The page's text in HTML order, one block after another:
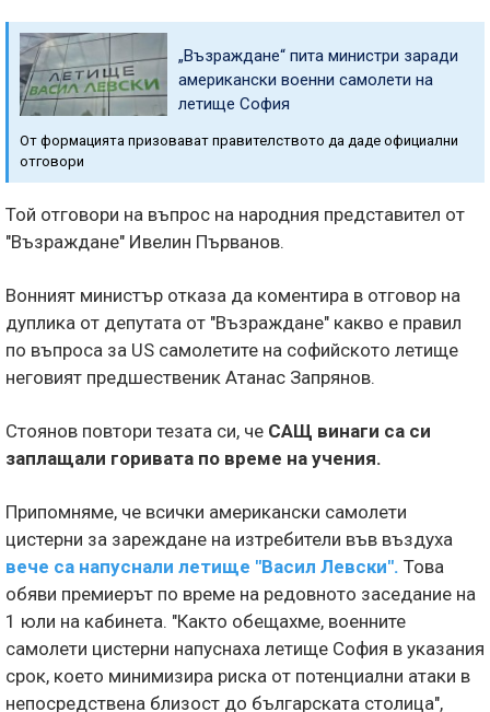
„Възраждане“ пита министри заради
американски военни самолети на
летище София
От формацията призовават правителството да даде официални
отговори
Той отговори на въпрос на народния представител от
"Възраждане" Ивелин Първанов.
Вонният министър отказа да коментира в отговор на
дуплика от депутата от "Възраждане" какво е правил
по въпроса за US самолетите на софийското летище
неговият предшественик Атанас Запрянов.
Стоянов повтори тезата си, че САЩ винаги са си
заплащали горивата по време на учения.
Припомняме, че всички американски самолети
цистерни за зареждане на изтребители във въздуха
вече са напуснали летище "Васил Левски". Това
обяви премиерът по време на редовното заседание на
1 юли на кабинета. "Както обещахме, военните
самолети цистерни напуснаха летище София в указания
срок, което минимизира риска от потенциални атаки в
непосредствена близост до българската столица",